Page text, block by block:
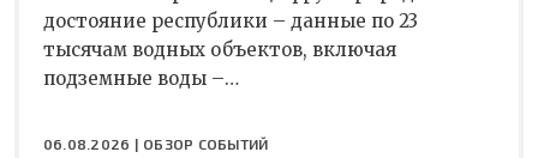
достояние республики – данные по 23
тысячам водных объектов, включая
подземные воды –…
06.08.2026 | ОБЗОР СОБЫТИЙ